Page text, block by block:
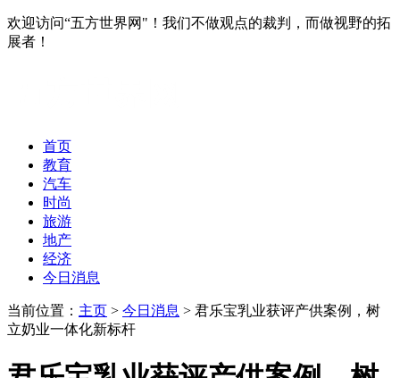
欢迎访问“五方世界网"！我们不做观点的裁判，而做视野的拓
展者！
首页
教育
汽车
时尚
旅游
地产
经济
今日消息
当前位置： 主页 > 今日消息 > 君乐宝乳业获评产供案例，树
立奶业一体化新标杆